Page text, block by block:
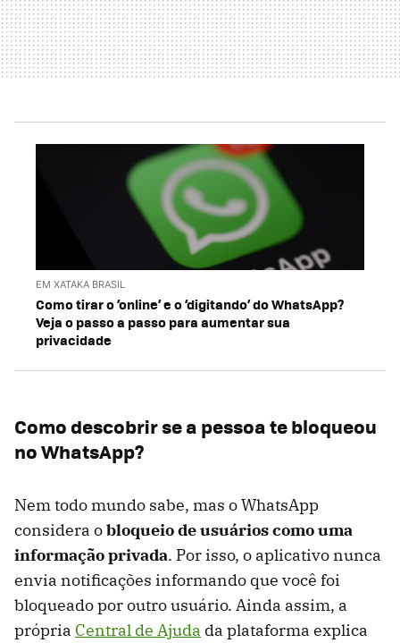
EM XATAKA BRASIL
Como tirar o ‘online’ e o ‘digitando’ do WhatsApp?
Veja o passo a passo para aumentar sua
privacidade
Como descobrir se a pessoa te bloqueou
no WhatsApp?
Nem todo mundo sabe, mas o WhatsApp
considera obloqueio de usuários como uma
informação privada. Por isso, o aplicativo nunca
envia notificações informando que você foi
bloqueado por outro usuário. Ainda assim, a
própria Central de Ajuda da plataforma explica